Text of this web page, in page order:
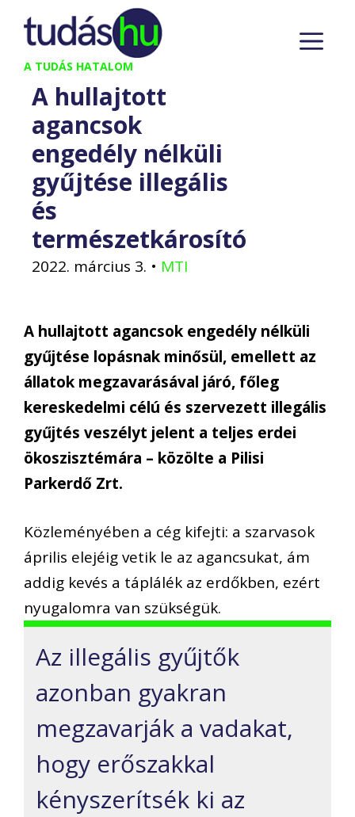
Kilépés
tartalomba
A TUDÁS HATALOM
A hullajtott
agancsok
engedély nélküli
gyűjtése illegális
és
természetkárosító
2022. március 3. • MTI
A hullajtott agancsok engedély nélküli
gyűjtése lopásnak minősül, emellett az
állatok megzavarásával járó, főleg
kereskedelmi célú és szervezett illegális
gyűjtés veszélyt jelent a teljes erdei
ökoszisztémára – közölte a Pilisi
Parkerdő Zrt.
Közleményében a cég kifejti: a szarvasok
április elejéig vetik le az agancsukat, ám
addig kevés a táplálék az erdőkben, ezért
nyugalomra van szükségük.
Az illegális gyűjtők
azonban gyakran
megzavarják a vadakat,
hogy erőszakkal
kényszerítsék ki az